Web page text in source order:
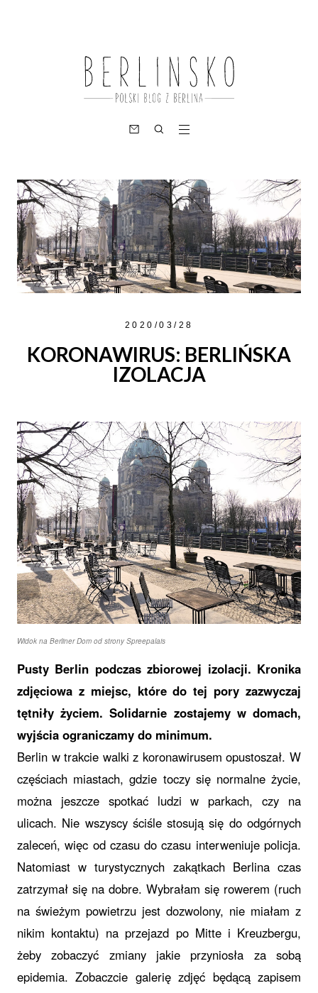
2020/03/28
KORONAWIRUS: BERLIŃSKA
IZOLACJA
Widok na Berliner Dom od strony Spreepalais
Pusty Berlin podczas zbiorowej izolacji. Kronika
zdjęciowa z miejsc, które do tej pory zazwyczaj
tętniły życiem. Solidarnie zostajemy w domach,
wyjścia ograniczamy do minimum.
Berlin w trakcie walki z koronawirusem opustoszał. W
częściach miastach, gdzie toczy się normalne życie,
można jeszcze spotkać ludzi w parkach, czy na
ulicach. Nie wszyscy ściśle stosują się do odgórnych
zaleceń, więc od czasu do czasu interweniuje policja.
Natomiast w turystycznych zakątkach Berlina czas
zatrzymał się na dobre. Wybrałam się rowerem (ruch
na świeżym powietrzu jest dozwolony, nie miałam z
nikim kontaktu) na przejazd po Mitte i Kreuzbergu,
żeby zobaczyć zmiany jakie przyniosła za sobą
epidemia. Zobaczcie galerię zdjęć będącą zapisem